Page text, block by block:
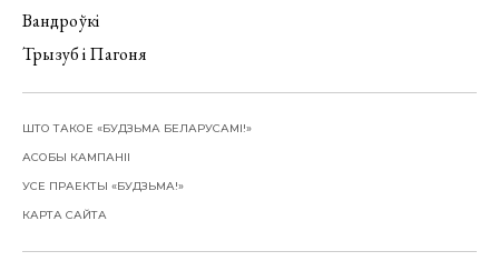
Вандроўкі
Трызуб і Пагоня
ШТО ТАКОЕ «БУДЗЬМА БЕЛАРУСАМІ!»
АСОБЫ КАМПАНІІ
УСЕ ПРАЕКТЫ «БУДЗЬМА!»
КАРТА САЙТА